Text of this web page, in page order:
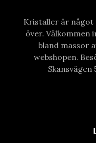
Kristaller är något
över. Välkommen
bland massor
webshopen.
Skansvägen